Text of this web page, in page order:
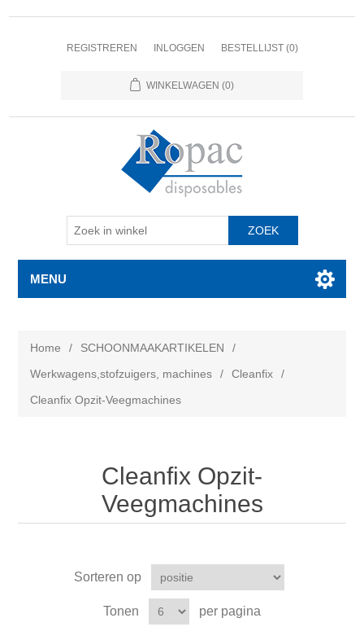
REGISTREREN INLOGGEN BESTELLIJST (0)
WINKELWAGEN (0)
MENU
Home / SCHOONMAAKARTIKELEN
/
Werkwagens,stofzuigers, machines
/ Cleanfix
/
Cleanfix Opzit-Veegmachines
Cleanfix Opzit-
Veegmachines
Sorteren op
Tonen per pagina